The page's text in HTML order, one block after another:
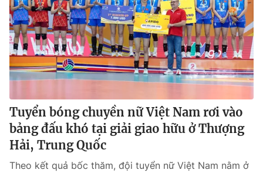
Tuyển bóng chuyền nữ Việt Nam rơi vào
bảng đấu khó tại giải giao hữu ở Thượng
Hải, Trung Quốc
Theo kết quả bốc thăm, đội tuyển nữ Việt Nam nằm ở